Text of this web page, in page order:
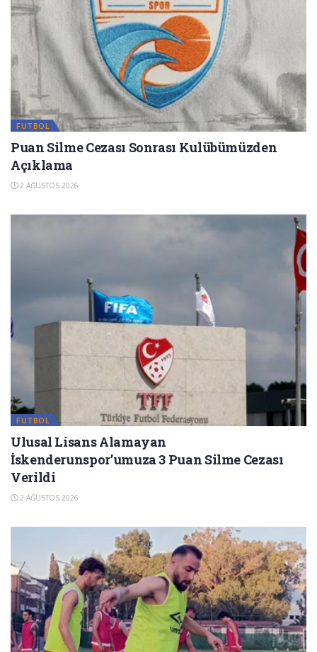
FUTBOL
Puan Silme Cezası Sonrası Kulübümüzden
Açıklama
2 AĞUSTOS 2026
FUTBOL
Ulusal Lisans Alamayan
İskenderunspor’umuza 3 Puan Silme Cezası
Verildi
2 AĞUSTOS 2026